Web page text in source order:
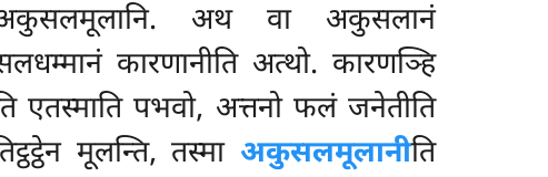
अकुसलमूलानि. अथ वा अकुसलानं
कारणानीति अत्थो. कारणञ्हि
एतस्माति पभवो, अत्तनो फलं जनेतीति
मूलन्ति, तस्मा अकुसलमूलानीति